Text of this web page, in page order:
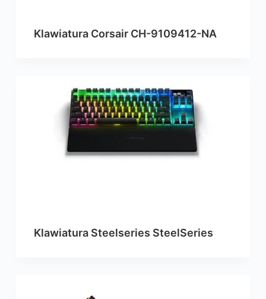
Klawiatura Corsair CH-9109412-NA
Klawiatura Steelseries SteelSeries